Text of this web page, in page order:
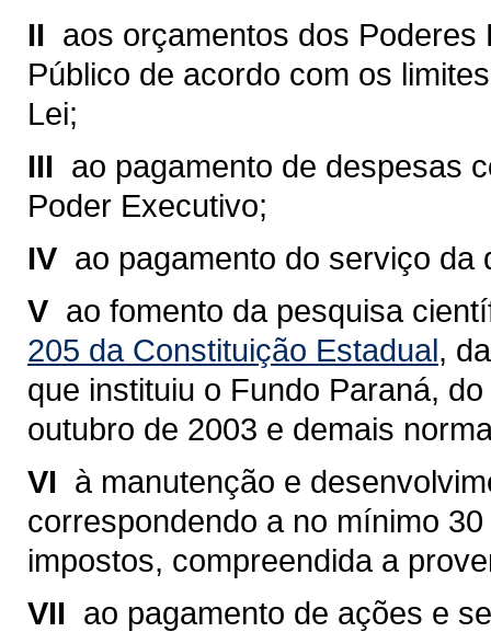
II  aos orçamentos dos
Público de acordo com os
Lei;
III  ao pagamento de despesas
Poder Executivo;
IV  ao pagamento do serviço da
V  ao fomento da pesquisa
205 da Constituição Estadual,
que instituiu o Fundo Paraná,
outubro de 2003 e demais
VI  à manutenção e
correspondendo a no mínimo
impostos, compreendida a
VII  ao pagamento de ações e